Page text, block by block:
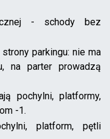
- schody bez
parkingu: nie ma
na parter prowadzą
pochylni, platformy,
-1.
platform, pętli